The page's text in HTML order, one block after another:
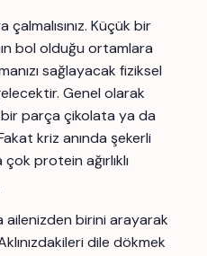
Küçük bir
bol olduğu ortamlara
sağlayacak fiziksel
Genel olarak
parça çikolata ya da
kriz anında şekerli
protein ağırlıklı
birini arayarak
dile dökmek